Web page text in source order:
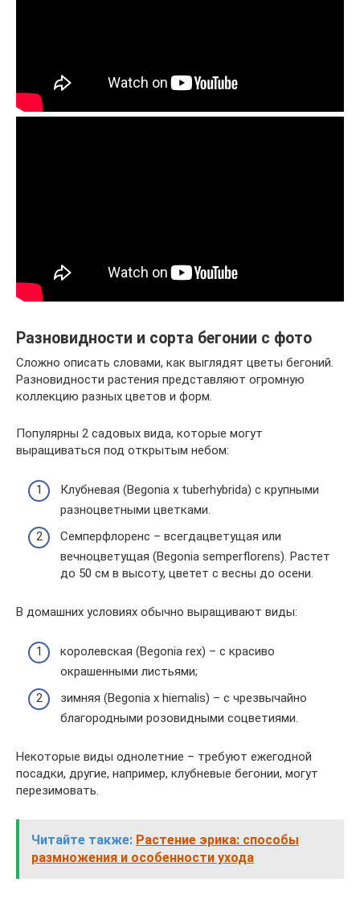
Разновидности и сорта бегонии с фото
Сложно описать словами, как выглядят цветы бегоний.
Разновидности растения представляют огромную
коллекцию разных цветов и форм.
Популярны 2 садовых вида, которые могут
выращиваться под открытым небом:
Клубневая (Begonia x tuberhybrida) с крупными
разноцветными цветками.
Семперфлоренс – всегдацветущая или
вечноцветущая (Begonia semperflorens). Растет
до 50 см в высоту, цветет с весны до осени.
В домашних условиях обычно выращивают виды:
королевская (Begonia rex) – с красиво
окрашенными листьями;
зимняя (Begonia x hiemalis) – с чрезвычайно
благородными розовидными соцветиями.
Некоторые виды однолетние – требуют ежегодной
посадки, другие, например, клубневые бегонии, могут
перезимовать.
Читайте также: Растение эрика: способы
размножения и особенности ухода